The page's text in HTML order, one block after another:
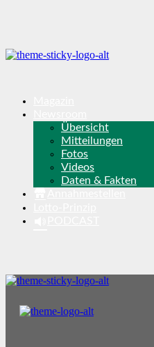
Übersicht
Mitteilungen
Fotos
Videos
Daten & Fakten